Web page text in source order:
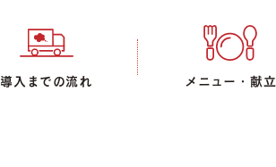
導入までの流れ メニュー・献立